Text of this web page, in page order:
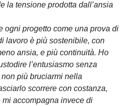
la tensione prodotta dall’ansia
ogni progetto come una prova di
lavoro è più sostenibile, con
ansia, e più continuità. Ho
l’entusiasmo senza
più bruciarmi nella
scorrere con costanza,
mi accompagna invece di